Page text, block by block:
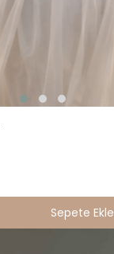
Sepete Ekle